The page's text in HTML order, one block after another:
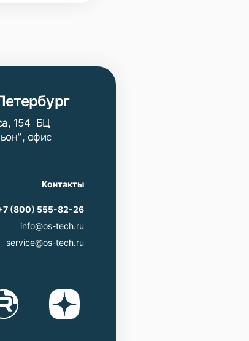
154 БЦ
офис
Контакты
(800) 555-82-26
info@os-tech.ru
service@os-tech.ru